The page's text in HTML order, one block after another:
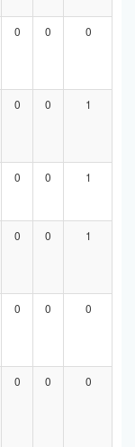
0 0 0
0 0 1
0 0 1
0 0 1
0 0 0
0 0 0